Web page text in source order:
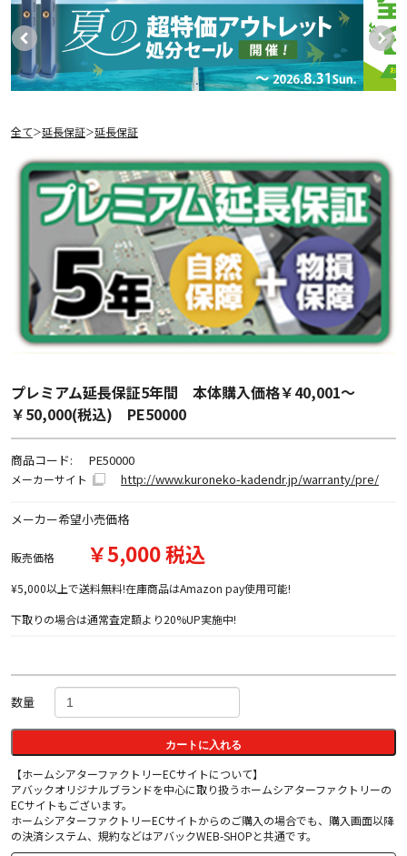
全て＞延長保証＞延長保証
プレミアム延長保証5年間 本体購入価格￥40,001～
￥50,000(税込) PE50000
商品コード: PE50000
メーカーサイト http://www.kuroneko-kadendr.jp/warranty/pre/
メーカー希望小売価格
販売価格 ￥5,000 税込
¥5,000以上で送料無料!在庫商品はAmazon pay使用可能!
下取りの場合は通常査定額より20%UP実施中!
数量
カートに入れる
【ホームシアターファクトリーECサイトについて】
アバックオリジナルブランドを中心に取り扱うホームシアターファクトリーの
ECサイトもございます。
ホームシアターファクトリーECサイトからのご購入の場合でも、購入画面以降
の決済システム、規約などはアバックWEB-SHOPと共通です。